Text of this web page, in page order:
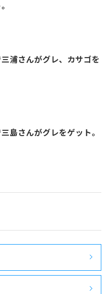
浦さんがグレ、カサゴを
島さんがグレをゲット。